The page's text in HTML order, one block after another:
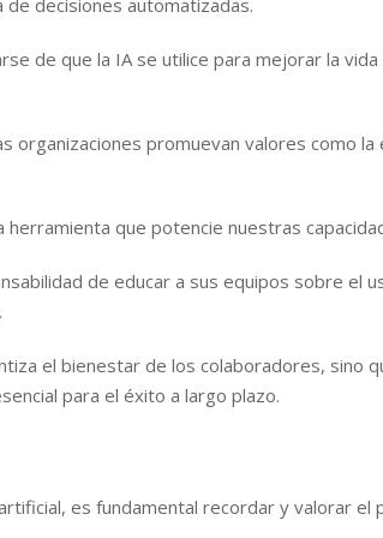
decisiones automatizadas.
de que la IA se utilice para mejorar la
organizaciones promuevan valores como
herramienta que potencie nuestras
de educar a sus equipos sobre el
el bienestar de los colaboradores, sino
para el éxito a largo plazo.
es fundamental recordar y valorar el